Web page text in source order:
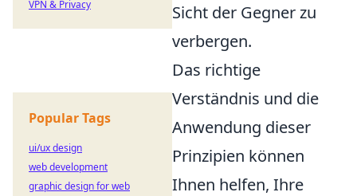
Sicht der Gegner zu
verbergen.
Das richtige
Verständnis und die
Anwendung dieser
Prinzipien können
Ihnen helfen, Ihre
VPN & Privacy
Popular Tags
ui/ux design
web development
graphic design for web